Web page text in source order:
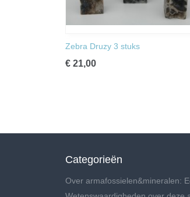
Zebra Druzy 3 stuks
€ 21,00
Categorieën
Over armafossielen&mineralen: